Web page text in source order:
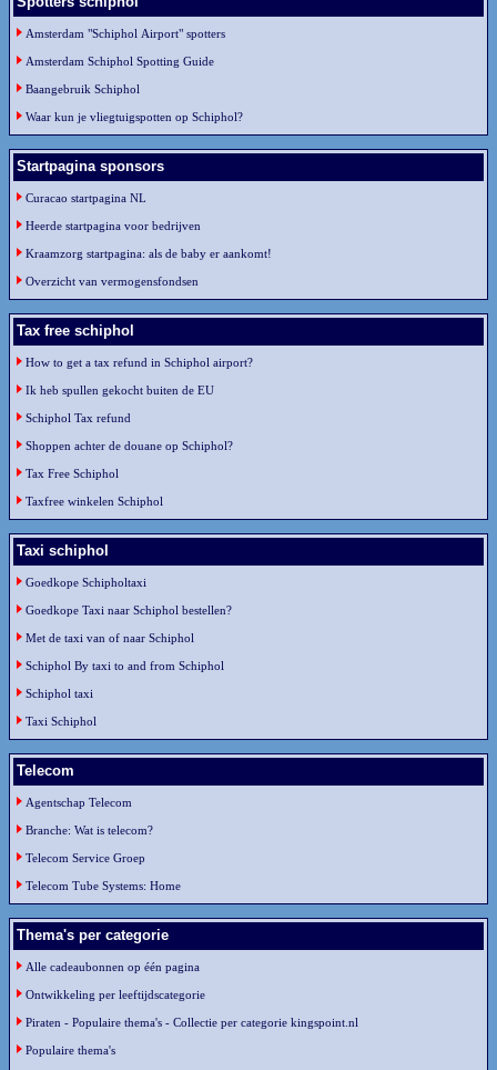
Amsterdam "Schiphol Airport" spotters
Amsterdam Schiphol Spotting Guide
Baangebruik Schiphol
Waar kun je vliegtuigspotten op Schiphol?
Startpagina sponsors
Curacao startpagina NL
Heerde startpagina voor bedrijven
Kraamzorg startpagina: als de baby er aankomt!
Overzicht van vermogensfondsen
Tax free schiphol
How to get a tax refund in Schiphol airport?
Ik heb spullen gekocht buiten de EU
Schiphol Tax refund
Shoppen achter de douane op Schiphol?
Tax Free Schiphol
Taxfree winkelen Schiphol
Taxi schiphol
Goedkope Schipholtaxi
Goedkope Taxi naar Schiphol bestellen?
Met de taxi van of naar Schiphol
Schiphol By taxi to and from Schiphol
Schiphol taxi
Taxi Schiphol
Telecom
Agentschap Telecom
Branche: Wat is telecom?
Telecom Service Groep
Telecom Tube Systems: Home
Thema's per categorie
Alle cadeaubonnen op één pagina
Ontwikkeling per leeftijdscategorie
Piraten - Populaire thema's - Collectie per categorie kingspoint.nl
Populaire thema's